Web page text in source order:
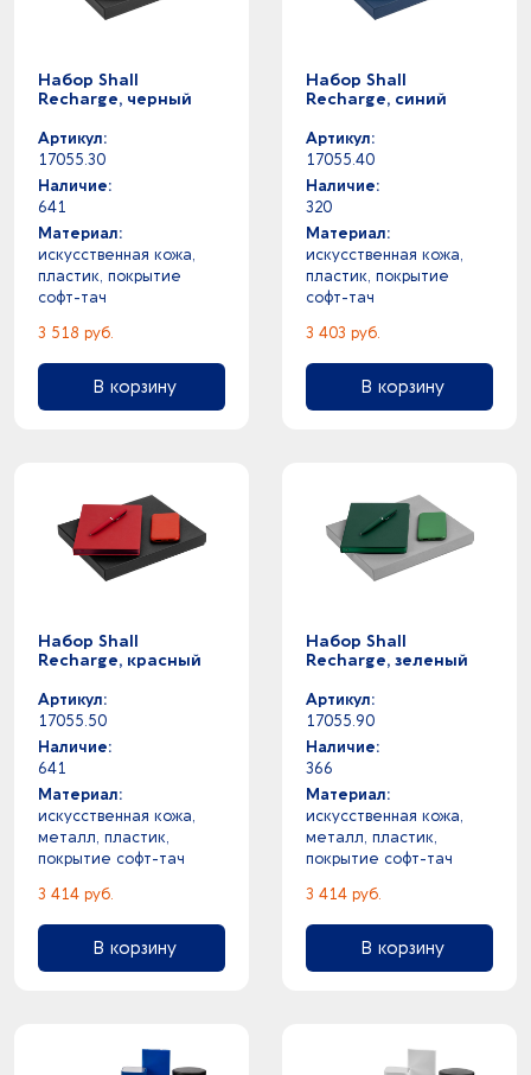
Набор Shall
Recharge, черный
Артикул:
17055.30
Наличие:
641
Материал:
искусственная кожа,
пластик, покрытие
софт-тач
3 518 руб.
В корзину
Набор Shall
Recharge, синий
Артикул:
17055.40
Наличие:
320
Материал:
искусственная кожа,
пластик, покрытие
софт-тач
3 403 руб.
В корзину
Набор Shall
Recharge, красный
Артикул:
17055.50
Наличие:
641
Материал:
искусственная кожа,
металл, пластик,
покрытие софт-тач
3 414 руб.
В корзину
Набор Shall
Recharge, зеленый
Артикул:
17055.90
Наличие:
366
Материал:
искусственная кожа,
металл, пластик,
покрытие софт-тач
3 414 руб.
В корзину